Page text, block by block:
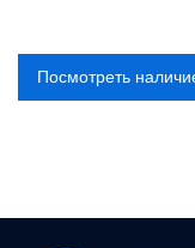
Посмотреть